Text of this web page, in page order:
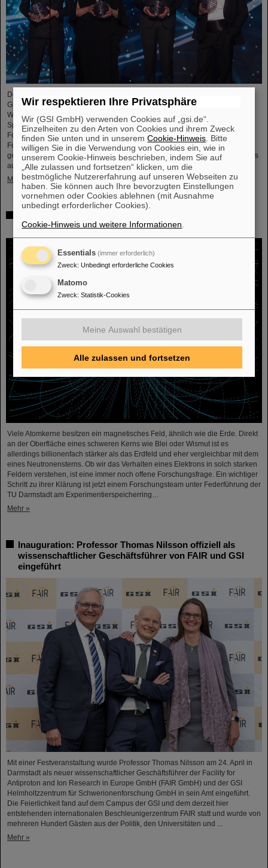
Der renommierte US-amerikanischen „Breakthrough Prize“ für
Grundlagenphysik geht in diesem Jahr an die vier
Wissenschaftskollaborationen ALICE, ATLAS, CMS, and LHCb am
Speicherring LHC (Large Hadron Collider ) des europäischen
Forschungszentrums CERN . Auch mehr als 40 frühere und aktuelle ALICE-
Forschende von GSI/FAIR sind maßgeblich daran beteiligt und wurden nun
gemeinsam mit ihren Wissenschaftskolleg*innen mit dem angesehenen Preis
ausgezeichnet, der mit drei Millionen US-Dollar dotiert ist…
Mehr »
aus einer Kernreaktion
Viele Atomkerne besitzen ein magnetisches Feld, ähnlich wie die Erde. Direkt
an der Oberfläche eines schweren Kerns wie Blei oder Wismut ist es
allerdings billionenfach stärker als das Erdfeld und eher vergleichbar mit dem
eines Neutronensterns. Ob wir das Verhalten eines Elektrons in solch starken
Feldern verstehen, ist eine immer noch offene Forschungsfrage. Ein wichtiger
Schritt zu ihrer Klärung ist jetzt einem Forschungsteam unter Federführung der
TU Darmstadt am Experimentierspeicherring…
Mehr »
Inauguration: Professor Thomas Nilsson offiziell als
wissenschaftlicher Geschäftsführer von FAIR und GSI
eingeführt
Mit einer Festveranstaltung wurde Professor Thomas Nilsson am 24. April in
Darmstadt als neuer wissenschaftlicher Geschäftsführer der Facility for
Antiproton and Ion Research in Europe GmbH (FAIR GmbH) und der GSI
Helmholtzzentrum für Schwerionenforschung GmbH in sein Amt eingeführt.
Die Feierlichkeit fand auf dem Campus der GSI und dem derzeit hier
entstehenden internationalen Beschleunigerzentrum FAIR statt und wurde von
mehreren Hundert Gästen aus der Politik, den Universitäten und ...
Mehr »
Wir respektieren Ihre Privatsphäre
Wir (GSI GmbH) verwenden Cookies auf „gsi.de“.
Einzelheiten zu den Arten von Cookies und ihrem Zweck
finden Sie unten und in unseremCookie-Hinweis . Bitte
willigen Sie in die Verwendung von Cookies ein, wie in
unserem Cookie-Hinweis beschrieben, indem Sie auf
„Alle zulassen und fortsetzen“ klicken, um die
bestmögliche Nutzererfahrung auf unseren Webseiten zu
haben. Sie können auch Ihre bevorzugten Einstellungen
vornehmen oder Cookies ablehnen (mit Ausnahme
unbedingt erforderlicher Cookies).
Cookie-Hinweis und weitere Informationen
Essentials (immer erforderlich)
Zweck: Unbedingt erforderliche Cookies
Matomo
Zweck: Statistik-Cookies
Meine Auswahl bestätigen
Alle zulassen und fortsetzen